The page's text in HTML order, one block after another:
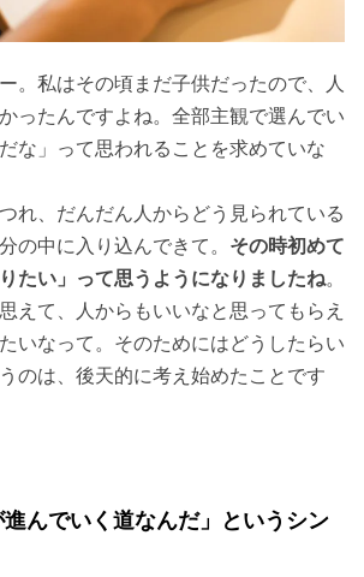
。私はその頃まだ子供だったので、人
ったんですよね。全部主観で選んでい
な」って思われることを求めていな
れ、だんだん人からどう見られている
の中に入り込んできて。 その時初めて
たい」って思うようになりましたね。
えて、人からもいいなと思ってもらえ
いなって。そのためにはどうしたらい
のは、後天的に考え始めたことです
進んでいく道なんだ」というシン